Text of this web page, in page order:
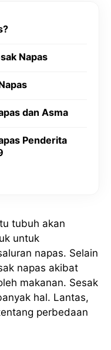
Napas
dan Asma
Penderita
tubuh akan
untuk
napas. Selain
napas akibat
makanan. Sesak
hal. Lantas,
perbedaan